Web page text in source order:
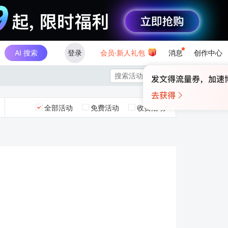
AI 搜索 登录 会员·新人礼包 消息 创作中心

全部活动 免费活动 收费活动